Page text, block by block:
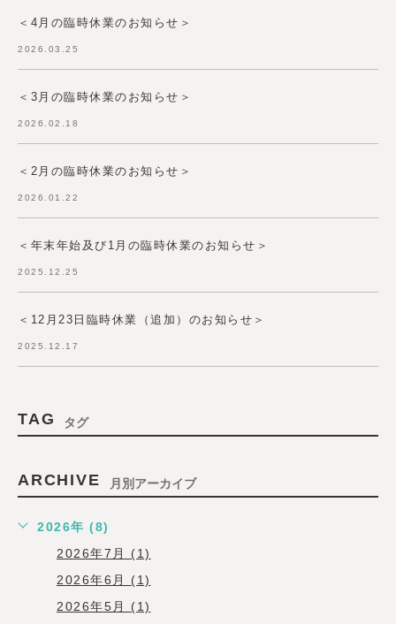
＜4月の臨時休業のお知らせ＞
2026.03.25
＜3月の臨時休業のお知らせ＞
2026.02.18
＜2月の臨時休業のお知らせ＞
2026.01.22
＜年末年始及び1月の臨時休業のお知らせ＞
2025.12.25
＜12月23日臨時休業（追加）のお知らせ＞
2025.12.17
TAG タグ
ARCHIVE 月別アーカイブ
2026年 (8)
2026年7月 (1)
2026年6月 (1)
2026年5月 (1)